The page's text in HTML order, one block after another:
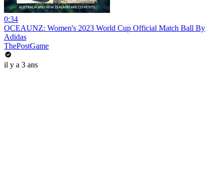
0:34
OCEAUNZ: Women's 2023 World Cup Official Match Ball By
Adidas
ThePostGame
il y a 3 ans